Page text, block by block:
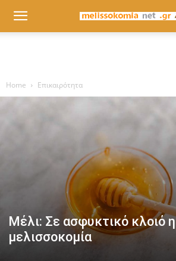
Home Επικαιρότητα
Μέλι: Σε ασφυκτικό κλοιό η
μελισσοκομία